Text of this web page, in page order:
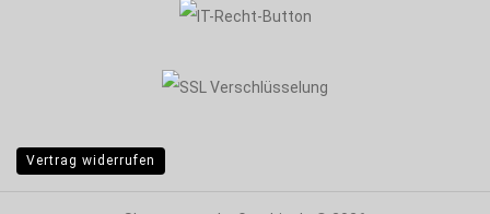
Vertrag widerrufen